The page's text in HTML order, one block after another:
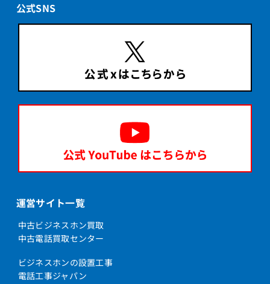
公式SNS
運営サイト一覧
中古ビジネスホン買取
中古電話買取センター
ビジネスホンの設置工事
電話工事ジャパン